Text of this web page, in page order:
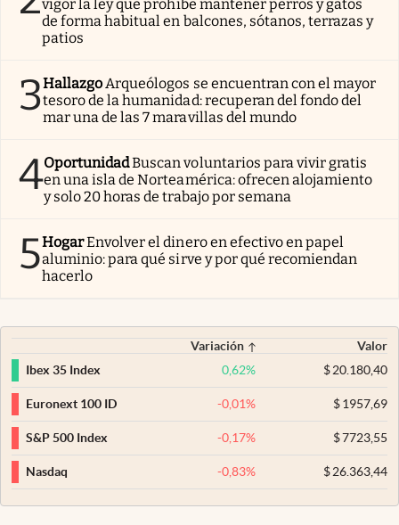
vigor la ley que prohíbe mantener perros y gatos
de forma habitual en balcones, sótanos, terrazas y
patios
3Hallazgo Arqueólogos se encuentran con el mayor
tesoro de la humanidad: recuperan del fondo del
mar una de las 7 maravillas del mundo
4OportunidadBuscan voluntarios para vivir gratis
en una isla de Norteamérica: ofrecen alojamiento
y solo 20 horas de trabajo por semana
5HogarEnvolver el dinero en efectivo en papel
aluminio: para qué sirve y por qué recomiendan
hacerlo
Variación
Valor
Ibex 35 Index
0,62% $20.180,40
Euronext 100 ID -0,01% $1957,69
S&P 500 Index -0,17% $7723,55
Nasdaq -0,83% $26.363,44